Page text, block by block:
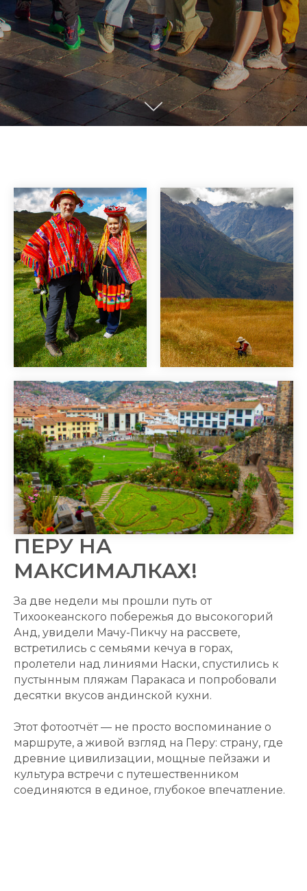
ПЕРУ НА
МАКСИМАЛКАХ!
За две недели мы прошли путь от
Тихоокеанского побережья до высокогорий
Анд, увидели Мачу-Пикчу на рассвете,
встретились с семьями кечуа в горах,
пролетели над линиями Наски, спустились к
пустынным пляжам Паракаса и попробовали
десятки вкусов андинской кухни.
Этот фотоотчёт — не просто воспоминание о
маршруте, а живой взгляд на Перу: страну, где
древние цивилизации, мощные пейзажи и
культура встречи с путешественником
соединяются в единое, глубокое впечатление.